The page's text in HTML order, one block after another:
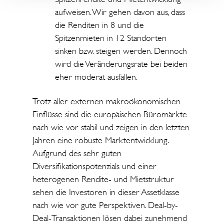
aufweisen. Wir gehen davon aus, dass
die Renditen in 8 und die
Spitzenmieten in 12 Standorten
sinken bzw. steigen werden. Dennoch
wird die Veränderungsrate bei beiden
eher moderat ausfallen.
Trotz aller externen makroökonomischen
Einflüsse sind die europäischen Büromärkte
nach wie vor stabil und zeigen in den letzten
Jahren eine robuste Marktentwicklung.
Aufgrund des sehr guten
Diversifikationspotenzials und einer
heterogenen Rendite- und Mietstruktur
sehen die Investoren in dieser Assetklasse
nach wie vor gute Perspektiven. Deal-by-
Deal-Transaktionen lösen dabei zunehmend